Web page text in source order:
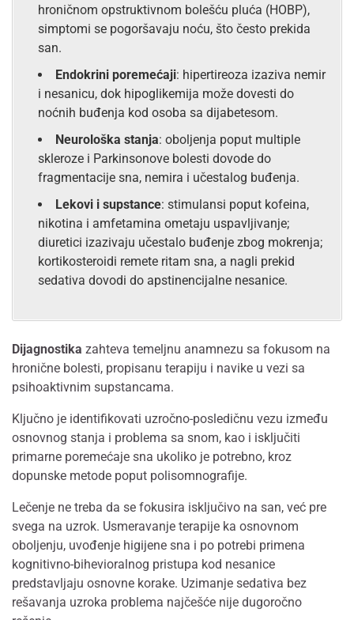
hroničnom opstruktivnom bolešću pluća (HOBP),
simptomi se pogoršavaju noću, što često prekida
san.
Endokrini poremećaji: hipertireoza izaziva nemir
i nesanicu, dok hipoglikemija može dovesti do
noćnih buđenja kod osoba sa dijabetesom.
Neurološka stanja: oboljenja poput multiple
skleroze i Parkinsonove bolesti dovode do
fragmentacije sna, nemira i učestalog buđenja.
Lekovi i supstance: stimulansi poput kofeina,
nikotina i amfetamina ometaju uspavljivanje;
diuretici izazivaju učestalo buđenje zbog mokrenja;
kortikosteroidi remete ritam sna, a nagli prekid
sedativa dovodi do apstinencijalne nesanice.
Dijagnostika zahteva temeljnu anamnezu sa fokusom na
hronične bolesti, propisanu terapiju i navike u vezi sa
psihoaktivnim supstancama.
Ključno je identifikovati uzročno-posledičnu vezu između
osnovnog stanja i problema sa snom, kao i isključiti
primarne poremećaje sna ukoliko je potrebno, kroz
dopunske metode poput polisomnografije.
Lečenje ne treba da se fokusira isključivo na san, već pre
svega na uzrok. Usmeravanje terapije ka osnovnom
oboljenju, uvođenje higijene sna i po potrebi primena
kognitivno-bihevioralnog pristupa kod nesanice
predstavljaju osnovne korake. Uzimanje sedativa bez
rešavanja uzroka problema najčešće nije dugoročno